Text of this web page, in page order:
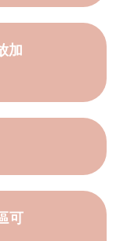
加
可